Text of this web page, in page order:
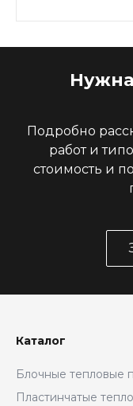
Подробно
работ и
стоимость и
Каталог
Блочные тепловые
Пластинчатые